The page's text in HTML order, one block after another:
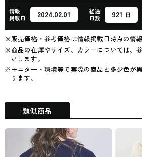
情報
掲載日
2024.02.01
経過
日数
921 日
※販売価格・参考価格は情報掲載日時点の情報
※商品の在庫やサイズ、カラーについては、
いします。
※モニター・環境等で実際の商品と多少色が
ります。
類似商品